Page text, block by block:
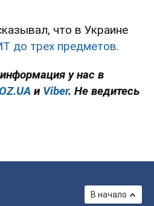
что в Украине
до трех предметов.
у нас в
и Viber. Не ведитесь
В начало